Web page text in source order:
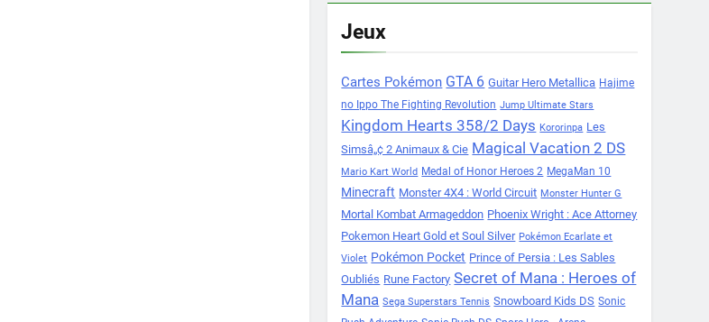
Jeux
Cartes Pokémon GTA 6 Guitar Hero Metallica Hajime
no Ippo The Fighting Revolution Jump Ultimate Stars
Kingdom Hearts 358/2 Days Kororinpa Les
Simsâ„¢ 2 Animaux & Cie Magical Vacation 2 DS
Mario Kart World Medal of Honor Heroes 2 MegaMan 10
Minecraft Monster 4X4 : World Circuit Monster Hunter G
Mortal Kombat Armageddon Phoenix Wright : Ace Attorney
Pokemon Heart Gold et Soul Silver Pokémon Ecarlate et
Violet Pokémon Pocket Prince of Persia : Les Sables
Oubliés Rune Factory Secret of Mana : Heroes of
Mana Sega Superstars Tennis Snowboard Kids DS Sonic